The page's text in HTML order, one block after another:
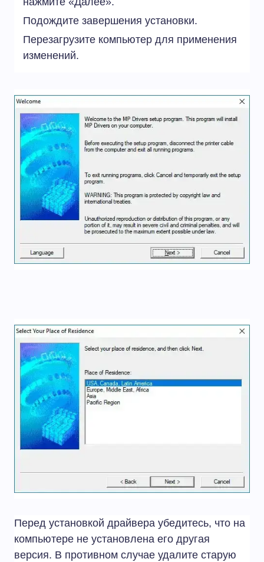
Подождите завершения установки.
Перезагрузите компьютер для применения
изменений.
Перед установкой драйвера убедитесь, что на
компьютере не установлена его другая
версия. В противном случае удалите старую